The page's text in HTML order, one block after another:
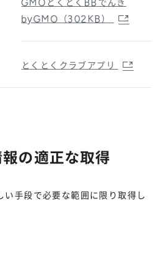
GMOとくとくBBでんき
byGMO（302KB）
とくとくクラブアプリ
の適正な取得
い手段で必要な範囲に限り取得し